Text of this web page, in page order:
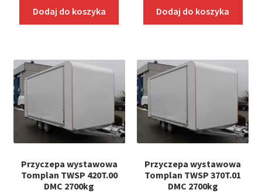
Dodaj do koszyka Dodaj do koszyka
Przyczepa wystawowa
Tomplan TWSP 420T.00
DMC 2700kg
Przyczepa wystawowa
Tomplan TWSP 370T.01
DMC 2700kg